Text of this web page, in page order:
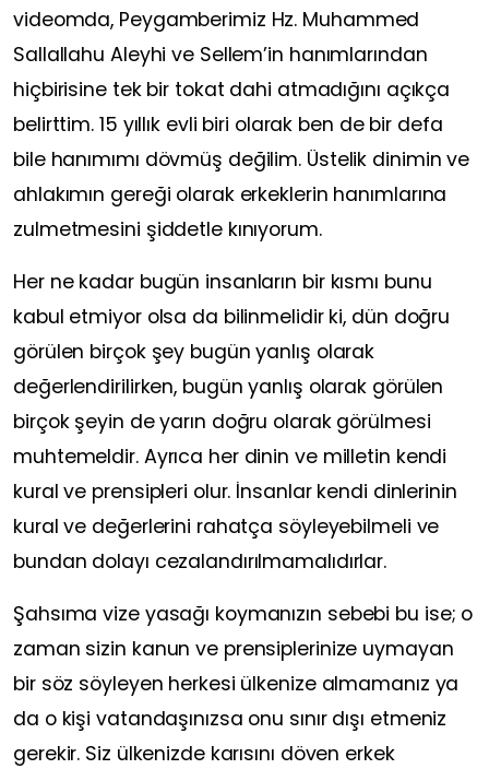
videomda, Peygamberimiz Hz. Muhammed
Sallallahu Aleyhi ve Sellem’in hanımlarından
hiçbirisine tek bir tokat dahi atmadığını açıkça
belirttim. 15 yıllık evli biri olarak ben de bir defa
bile hanımımı dövmüş değilim. Üstelik dinimin ve
ahlakımın gereği olarak erkeklerin hanımlarına
zulmetmesini şiddetle kınıyorum.
Her ne kadar bugün insanların bir kısmı bunu
kabul etmiyor olsa da bilinmelidir ki, dün doğru
görülen birçok şey bugün yanlış olarak
değerlendirilirken, bugün yanlış olarak görülen
birçok şeyin de yarın doğru olarak görülmesi
muhtemeldir. Ayrıca her dinin ve milletin kendi
kural ve prensipleri olur. İnsanlar kendi dinlerinin
kural ve değerlerini rahatça söyleyebilmeli ve
bundan dolayı cezalandırılmamalıdırlar.
Şahsıma vize yasağı koymanızın sebebi bu ise; o
zaman sizin kanun ve prensiplerinize uymayan
bir söz söyleyen herkesi ülkenize almamanız ya
da o kişi vatandaşınızsa onu sınır dışı etmeniz
gerekir. Siz ülkenizde karısını döven erkek